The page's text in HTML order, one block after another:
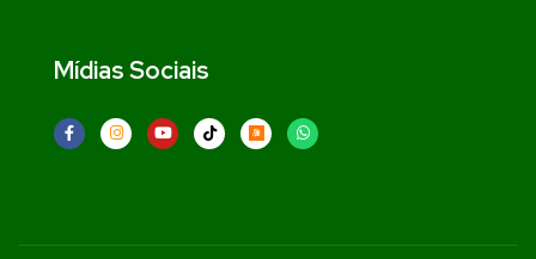
Mídias Sociais